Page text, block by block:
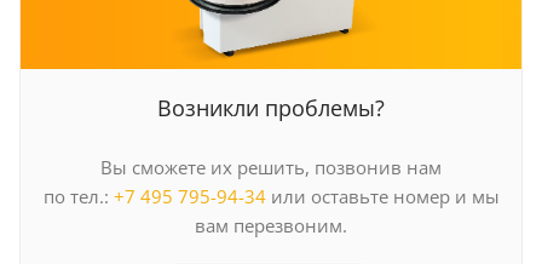
Возникли проблемы?
Вы сможете их решить, позвонив нам
по тел.: +7 495 795-94-34или оставьте номер и мы
вам перезвоним.